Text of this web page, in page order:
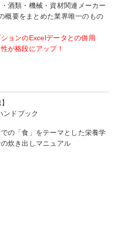
酒類・機械・資材関連メーカー
概要をまとめた業界唯一のもの
ョンのExcelデータとの併用
が格段にアップ！
ンドブック
の「食」をテーマとした栄養学
炊き出しマニュアル